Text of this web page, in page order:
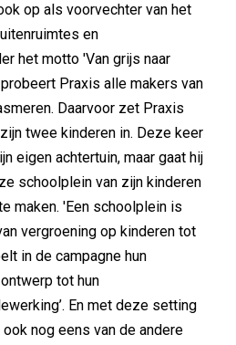
op als voorvechter van het
en
het motto 'Van grijs naar
Praxis alle makers van
Daarvoor zet Praxis
twee kinderen in. Deze keer
eigen achtertuin, maar gaat hij
schoolplein van zijn kinderen
maken. 'Een schoolplein is
vergroening op kinderen tot
in de campagne hun
tot hun
En met deze setting
nog eens van de andere